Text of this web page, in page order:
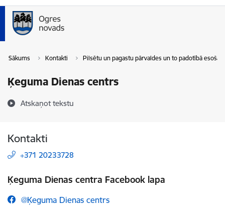
Sākums Kontakti Pilsētu un pagastu pārvaldes un to padotībā esošas
Ķeguma Dienas centrs
Atskaņot tekstu
Kontakti
+371 20233728
Ķeguma Dienas centra Facebook lapa
@Ķeguma Dienas centrs